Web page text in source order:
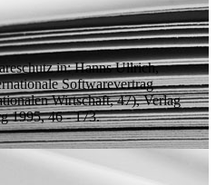
in: Hanns Ullrich,
Softwarevertrag
Wirtschaft, 47), Verlag
1995, 46 - 173.